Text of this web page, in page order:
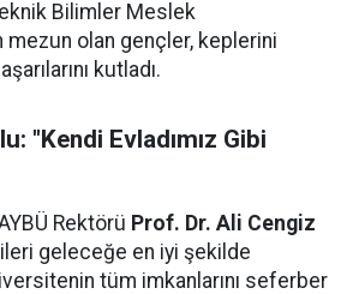
Bilimler Meslek
olan gençler, keplerini
kutladı.
"Kendi Evladımız Gibi
Rektörü Prof. Dr. Ali Cengiz
geleceğe en iyi şekilde
tüm imkanlarını seferber